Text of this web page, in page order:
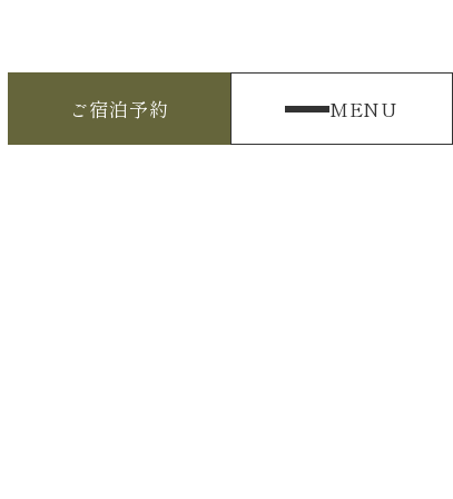
ご宿泊予約 MENU